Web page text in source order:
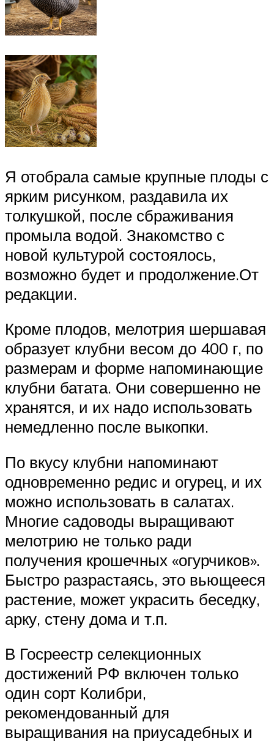
Я отобрала самые крупные плоды с
ярким рисунком, раздавила их
толкушкой, после сбраживания
промыла водой. Знакомство с
новой культурой состоялось,
возможно будет и продолжение.От
редакции.
Кроме плодов, мелотрия шершавая
образует клубни весом до 400 г, по
размерам и форме напоминающие
клубни батата. Они совершенно не
хранятся, и их надо использовать
немедленно после выкопки.
По вкусу клубни напоминают
одновременно редис и огурец, и их
можно использовать в салатах.
Многие садоводы выращивают
мелотрию не только ради
получения крошечных «огурчиков».
Быстро разрастаясь, это вьющееся
растение, может украсить беседку,
арку, стену дома и т.п.
В Госреестр селекционных
достижений РФ включен только
один сорт Колибри,
рекомендованный для
выращивания на приусадебных и